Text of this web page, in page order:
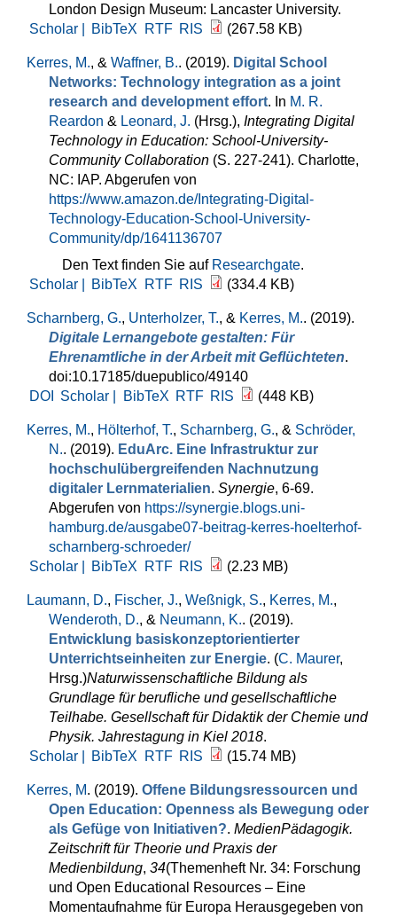
London Design Museum: Lancaster University.
Scholar |
BibTeX RTF RIS (267.58 KB)
Kerres, M., & Waffner, B.. (2019). Digital School
Networks: Technology integration as a joint
research and development effort. In M. R.
Reardon & Leonard, J. (Hrsg.), Integrating Digital
Technology in Education: School-University-
Community Collaboration (S. 227-241). Charlotte,
NC: IAP. Abgerufen von
https://www.amazon.de/Integrating-Digital-
Technology-Education-School-University-
Community/dp/1641136707
Den Text finden Sie auf Researchgate.
Scholar |
BibTeX RTF RIS (334.4 KB)
Scharnberg, G., Unterholzer, T., & Kerres, M.. (2019).
Digitale Lernangebote gestalten: Für
Ehrenamtliche in der Arbeit mit Geflüchteten.
doi:10.17185/duepublico/49140
DOI
Scholar | BibTeX RTF RIS (448 KB)
Kerres, M., Hölterhof, T., Scharnberg, G., & Schröder,
N.. (2019). EduArc. Eine Infrastruktur zur
hochschulübergreifenden Nachnutzung
digitaler Lernmaterialien. Synergie, 6-69.
Abgerufen von https://synergie.blogs.uni-
hamburg.de/ausgabe07-beitrag-kerres-hoelterhof-
scharnberg-schroeder/
Scholar |
BibTeX RTF RIS (2.23 MB)
Laumann, D., Fischer, J., Weßnigk, S., Kerres, M.,
Wenderoth, D., & Neumann, K.. (2019).
Entwicklung basiskonzeptorientierter
Unterrichtseinheiten zur Energie. (C. Maurer,
Hrsg.)Naturwissenschaftliche Bildung als
Grundlage für berufliche und gesellschaftliche
Teilhabe. Gesellschaft für Didaktik der Chemie und
Physik. Jahrestagung in Kiel 2018.
Scholar |
BibTeX RTF RIS (15.74 MB)
Kerres, M. (2019). Offene Bildungsressourcen und
Open Education: Openness als Bewegung oder
als Gefüge von Initiativen?. MedienPädagogik.
Zeitschrift für Theorie und Praxis der
Medienbildung, 34(Themenheft Nr. 34: Forschung
und Open Educational Resources – Eine
Momentaufnahme für Europa Herausgegeben von